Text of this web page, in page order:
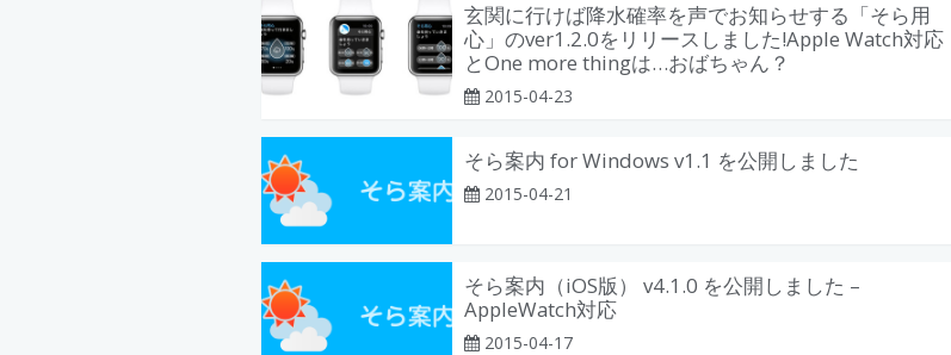
玄関に行けば降水確率を声でお知らせする「そら用
心」のver1.2.0をリリースしました!Apple Watch対応
とOne more thingは…おばちゃん？
2015-04-23
そら案内 for Windows v1.1 を公開しました
2015-04-21
そら案内（iOS版） v4.1.0 を公開しました –
AppleWatch対応
2015-04-17